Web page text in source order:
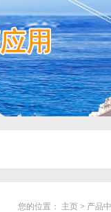
您的位置： 主页 > 产品